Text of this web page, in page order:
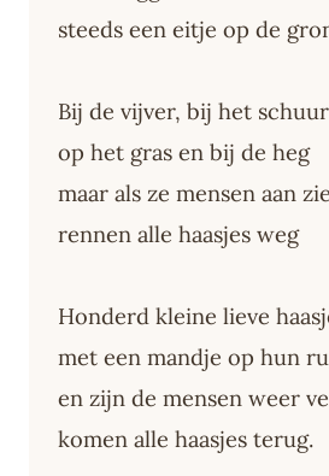
steeds een eitje op de
Bij de vijver, bij het
op het gras en bij de heg
maar als ze mensen aan
rennen alle haasjes weg
Honderd kleine lieve
met een mandje op hun
en zijn de mensen weer
komen alle haasjes terug.